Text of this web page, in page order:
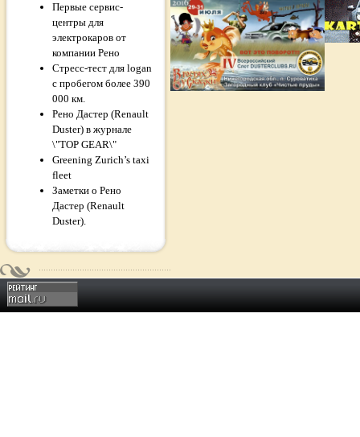
Первые сервис-
центры для
электрокаров от
компании Рено
Стресс-тест для logan
с пробегом более 390
000 км.
Рено Дастер (Renault
Duster) в журнале
\"TOP GEAR\"
Greening Zurich’s taxi
fleet
Заметки о Рено
Дастер (Renault
Duster).